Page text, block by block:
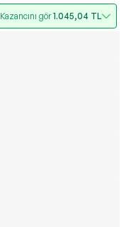
Kazancını gör1.045,04 TL